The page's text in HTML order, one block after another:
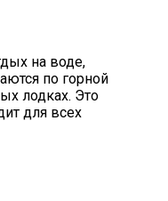
на воде,
по горной
лодках. Это
для всех